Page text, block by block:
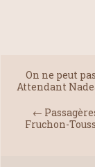
On ne peut
Attendant
←
Fruchon-